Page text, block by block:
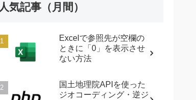
人気記事（月間）
Excelで参照先が空欄の
ときに「0」を表示させ
ない方法
国土地理院APIを使った
ジオコーディング・逆ジ